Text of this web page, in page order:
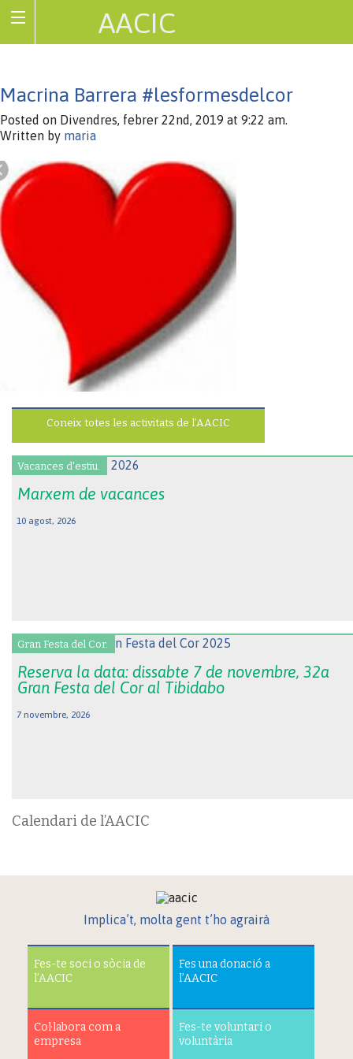
AACIC
Macrina Barrera #lesformesdelcor
Posted on Divendres, febrer 22nd, 2019 at 9:22 am.
Written by maria
Coneix totes les activitats de l’AACIC
Vacances d'estiu.
Marxem de vacances
10 agost, 2026
Gran Festa del Cor.
Reserva la data: dissabte 7 de novembre, 32a
Gran Festa del Cor al Tibidabo
7 novembre, 2026
Calendari de l’AACIC
Implica’t, molta gent t’ho agrairà
Fes-te soci o sòcia de
l’AACIC
Fes una donació a
l’AACIC
Col·labora com a
empresa
Fes-te voluntari o
voluntària